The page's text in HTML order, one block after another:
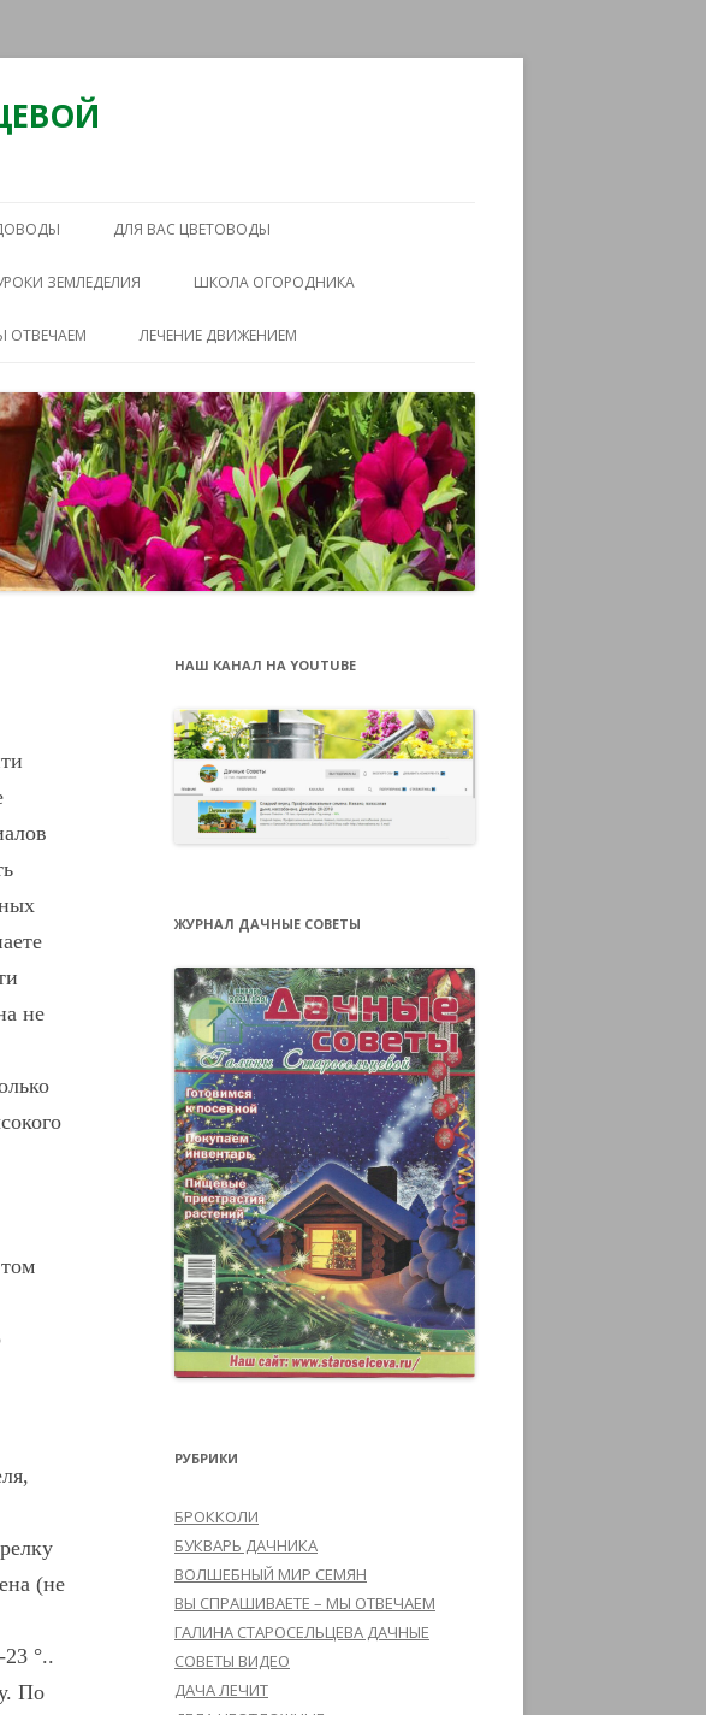
ДЛЯ ВАС ЦВЕТОВОДЫ
ЗЕМЛЕДЕЛИЯ ШКОЛА ОГОРОДНИКА
ОТВЕЧАЕМ ЛЕЧЕНИЕ ДВИЖЕНИЕМ
не
(не
°..
По
НАШ КАНАЛ НА YOUTUBE
ЖУРНАЛ ДАЧНЫЕ СОВЕТЫ
РУБРИКИ
БРОККОЛИ
БУКВАРЬ ДАЧНИКА
ВОЛШЕБНЫЙ МИР СЕМЯН
ВЫ СПРАШИВАЕТЕ – МЫ ОТВЕЧАЕМ
ГАЛИНА СТАРОСЕЛЬЦЕВА ДАЧНЫЕ
СОВЕТЫ ВИДЕО
ДАЧА ЛЕЧИТ